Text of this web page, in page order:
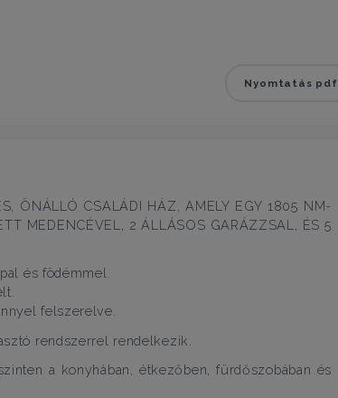
Nyomtatás pdf
ÖNÁLLÓ CSALÁDI HÁZ, AMELY EGY 1805 NM-
MEDENCÉVEL, 2 ÁLLÁSOS GARÁZZSAL, ÉS 5
és födémmel.
felszerelve.
rendszerrel rendelkezik.
a konyhában, étkezőben, fürdőszobában és